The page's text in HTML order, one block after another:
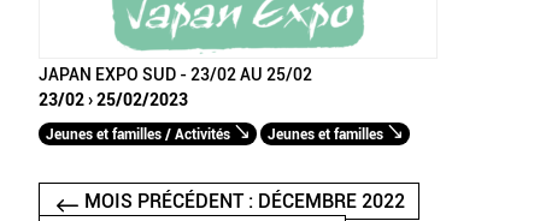
JAPAN EXPO SUD - 23/02 AU 25/02
23/02 › 25/02/2023
Jeunes et familles / Activités Jeunes et familles
MOIS PRÉCÉDENT : DÉCEMBRE 2022